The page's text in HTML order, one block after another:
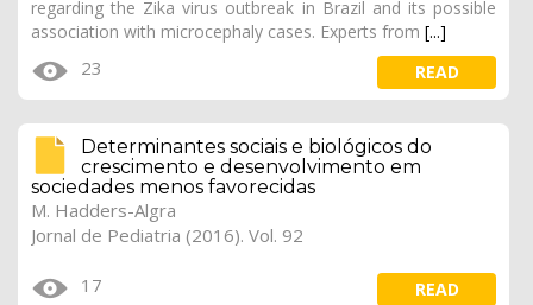
regarding the Zika virus outbreak in Brazil and its possible
association with microcephaly cases. Experts from [...]
23 READ
Determinantes sociais e biológicos do
crescimento e desenvolvimento em
sociedades menos favorecidas
M. Hadders-Algra
Jornal de Pediatria (2016). Vol. 92
17 READ